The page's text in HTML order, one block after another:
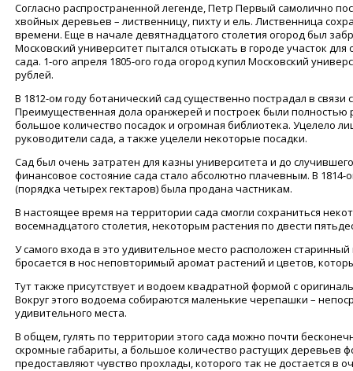
Согласно распространенной легенде, Петр Первый самолично
хвойных деревьев – лиственницу, пихту и ель. Лиственница
времени. Еще в начале девятнадцатого столетия огород был
Московский университет пытался отыскать в городе участок для
сада. 1-ого апреля 1805-ого года огород купил Московский
рублей.
В 1812-ом году ботанический сад существенно пострадал в связи
Преимущественная дола оранжерей и построек были
большое количество посадок и огромная библиотека. Уцелело
руководители сада, а также уцелели некоторые посадки.
Сад был очень затратен для казны университета и до
финансовое состояние сада стало абсолютно плачевным. В 1814-
(порядка четырех гектаров) была продана частникам.
В настоящее время на территории сада смогли сохраниться
восемнадцатого столетия, некоторым растения по двести
У самого входа в это удивительное место расположен
бросается в нос неповторимый аромат растений и цветов,
Тут также присутствует и водоем квадратной формой с
Вокруг этого водоема собираются маленькие черепашки –
удивительного места.
В общем, гулять по территории этого сада можно почти
скромные габариты, а большое количество растущих деревьев
предоставляют чувство прохлады, которого так не достается в